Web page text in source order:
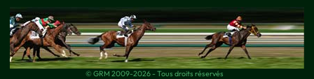
© GRM 2009-2026 - Tous droits réservés